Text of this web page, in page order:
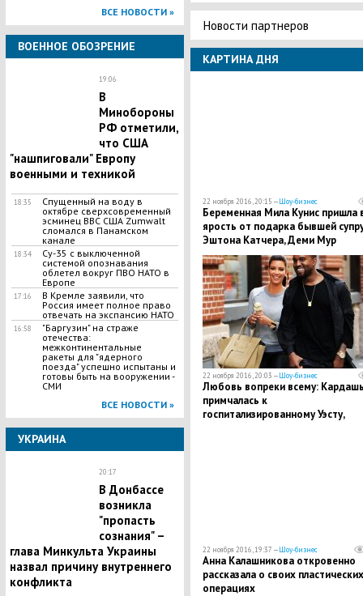
ВСЕ НОВОСТИ »
ВОЕННОЕ ОБОЗРЕНИЕ
19:06
В
Минобороны
РФ отметили,
что США
"нашпиговали" Европу
военными и техникой
18:35
Спущенный на воду в
октябре сверхсовременный
эсминец ВВС США Zumwalt
сломался в Панамском
канале
18:34
Су-35 с выключенной
системой опознавания
облетел вокруг ПВО НАТО в
Европе
17:16
В Кремле заявили, что
Россия имеет полное право
отвечать на экспансию НАТО
16:58
"Баргузин" на страже
отечества:
межконтинентальные
ракеты для "ядерного
поезда" успешно испытаны и
готовы быть на вооружении -
СМИ
ВСЕ НОВОСТИ »
УКРАИНА
20:17
В Донбассе
возникла
"пропасть
сознания" –
глава Минкульта Украины
назвал причину внутреннего
конфликта
Новости партнеров
КАРТИНА ДНЯ
22 ноября 2016, 20:15 —Шоу-бизнес
Беременная Мила Кунис пришла
ярость от подарка бывшей
Эштона Катчера, Деми Мур
22 ноября 2016, 20:03 —Шоу-бизнес
Любовь вопреки всему:
примчалась к
госпитализированному Уэсту,
22 ноября 2016, 19:37 —Шоу-бизнес
Анна Калашникова откровенно
рассказала о своих пластических
операциях